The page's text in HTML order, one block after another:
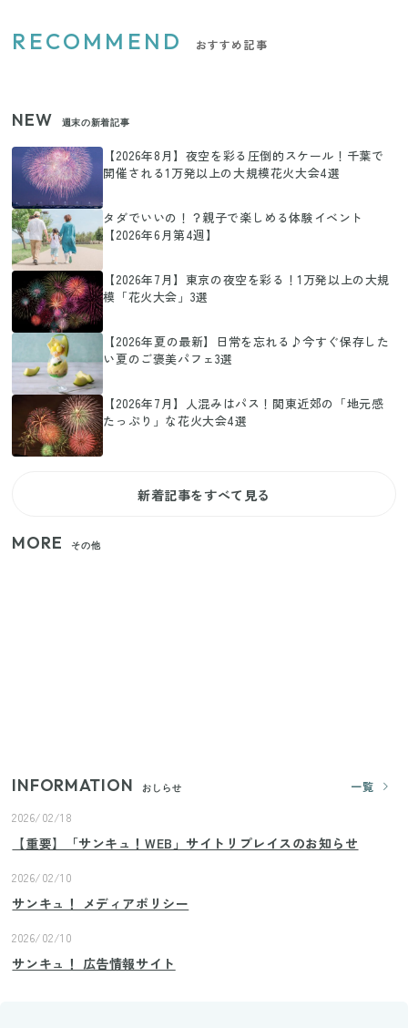
RECOMMEND おすすめ記事
NEW 週末の新着記事
【2026年8月】夜空を彩る圧倒的スケール！千葉で
開催される1万発以上の大規模花火大会4選
タダでいいの！？親子で楽しめる体験イベント
【2026年6月第4週】
【2026年7月】東京の夜空を彩る！1万発以上の大規
模「花火大会」3選
【2026年夏の最新】日常を忘れる♪今すぐ保存した
い夏のご褒美パフェ3選
【2026年7月】人混みはパス！関東近郊の「地元感
たっぷり」な花火大会4選
新着記事をすべて見る
MORE その他
INFORMATION おしらせ
一覧
2026/02/18
【重要】「サンキュ！WEB」サイトリプレイスのお知らせ
2026/02/10
サンキュ！ メディアポリシー
2026/02/10
サンキュ！ 広告情報サイト